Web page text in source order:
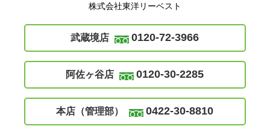
株式会社東洋リーベスト
武蔵境店 0120-72-3966
阿佐ヶ谷店 0120-30-2285
本店（管理部） 0422-30-8810